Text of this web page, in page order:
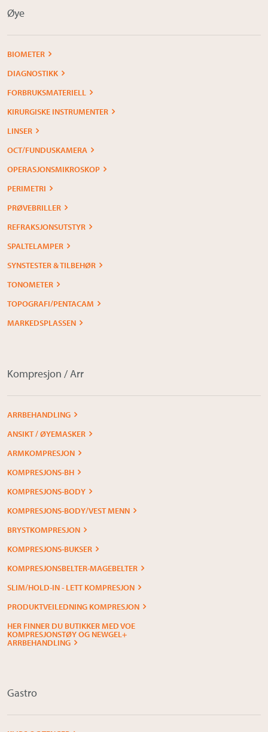
Øye
BIOMETER
DIAGNOSTIKK
FORBRUKSMATERIELL
KIRURGISKE INSTRUMENTER
LINSER
OCT/FUNDUSKAMERA
OPERASJONSMIKROSKOP
PERIMETRI
PRØVEBRILLER
REFRAKSJONSUTSTYR
SPALTELAMPER
SYNSTESTER & TILBEHØR
TONOMETER
TOPOGRAFI/PENTACAM
MARKEDSPLASSEN
Kompresjon / Arr
ARRBEHANDLING
ANSIKT / ØYEMASKER
ARMKOMPRESJON
KOMPRESJONS-BH
KOMPRESJONS-BODY
KOMPRESJONS-BODY/VEST MENN
BRYSTKOMPRESJON
KOMPRESJONS-BUKSER
KOMPRESJONSBELTER-MAGEBELTER
SLIM/HOLD-IN - LETT KOMPRESJON
PRODUKTVEILEDNING KOMPRESJON
HER FINNER DU BUTIKKER MED VOE
KOMPRESJONSTØY OG NEWGEL+
ARRBEHANDLING
Gastro